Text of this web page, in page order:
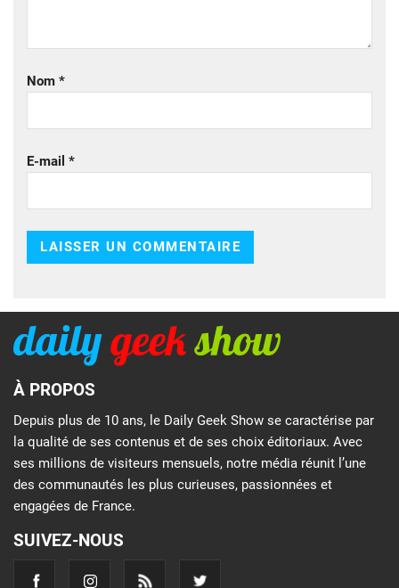
Nom *
E-mail *
À PROPOS
Depuis plus de 10 ans, le Daily Geek Show se caractérise par
la qualité de ses contenus et de ses choix éditoriaux. Avec
ses millions de visiteurs mensuels, notre média réunit l’une
des communautés les plus curieuses, passionnées et
engagées de France.
SUIVEZ-NOUS